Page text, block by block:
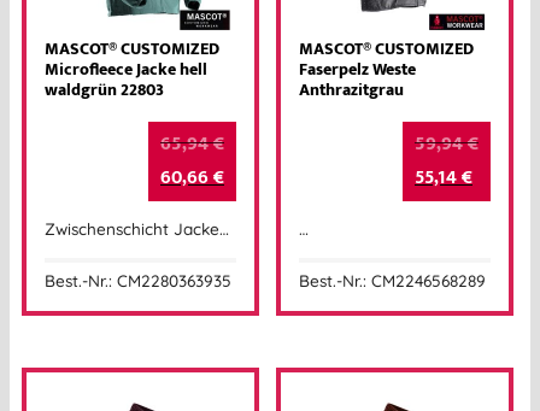
MASCOT® CUSTOMIZED
Microfleece Jacke hell
waldgrün 22803
65,94€
60,66€
Zwischenschicht Jacke…
Best.-Nr.: CM2280363935
MASCOT® CUSTOMIZED
Faserpelz Weste
Anthrazitgrau
59,94€
55,14€
…
Best.-Nr.: CM2246568289